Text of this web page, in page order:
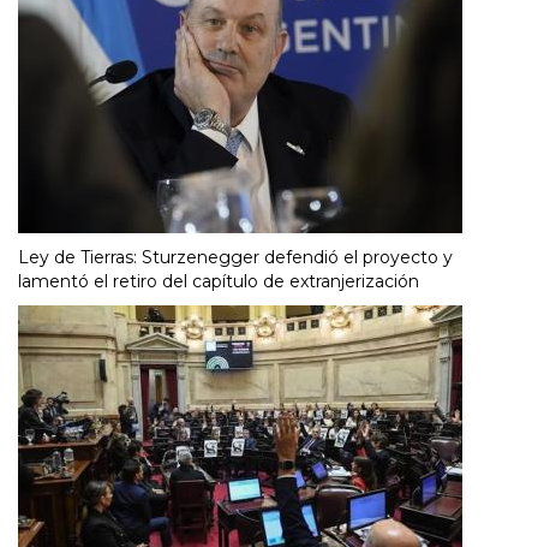
Ley de Tierras: Sturzenegger defendió el proyecto y
lamentó el retiro del capítulo de extranjerización